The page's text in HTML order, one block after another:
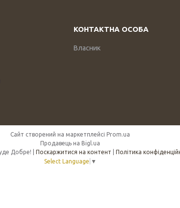
Власник
Сайт створений на маркетплейсі Prom.ua
Продавець на Bigl.ua
Поскаржитися на контент
Політика
Select Language ▼